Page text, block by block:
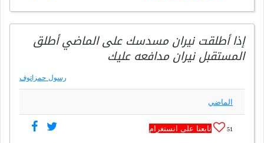
إذا أطلقت نيران مسدسك على الماضي أطلق
المستقبل نيران مدافعه عليك
رسول حمزاتوف
الماضي
51 تابعنا على انستغرام